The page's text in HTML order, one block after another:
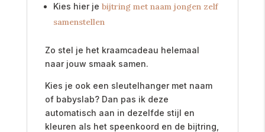
Kies hier je bijtring met naam jongen zelf
samenstellen
Zo stel je het kraamcadeau helemaal
naar jouw smaak samen.
Kies je ook een sleutelhanger met naam
of babyslab? Dan pas ik deze
automatisch aan in dezelfde stijl en
kleuren als het speenkoord en de bijtring,